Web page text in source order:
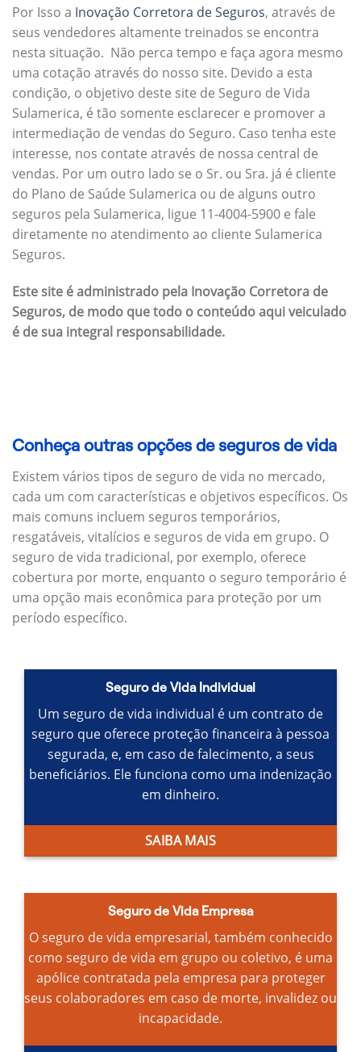
Por Isso a Inovação Corretora de Seguros, através de
seus vendedores altamente treinados se encontra
nesta situação. Não perca tempo e faça agora mesmo
uma cotação através do nosso site. Devido a esta
condição, o objetivo deste site de Seguro de Vida
Sulamerica, é tão somente esclarecer e promover a
intermediação de vendas do Seguro. Caso tenha este
interesse, nos contate através de nossa central de
vendas. Por um outro lado se o Sr. ou Sra. já é cliente
do Plano de Saúde Sulamerica ou de alguns outro
seguros pela Sulamerica, ligue 11-4004-5900 e fale
diretamente no atendimento ao cliente Sulamerica
Seguros.
Este site é administrado pela Inovação Corretora de
Seguros, de modo que todo o conteúdo aqui veiculado
é de sua integral responsabilidade.
Conheça outras opções de seguros de vida
Existem vários tipos de seguro de vida no mercado,
cada um com características e objetivos específicos. Os
mais comuns incluem seguros temporários,
resgatáveis, vitalícios e seguros de vida em grupo. O
seguro de vida tradicional, por exemplo, oferece
cobertura por morte, enquanto o seguro temporário é
uma opção mais econômica para proteção por um
período específico.
Seguro de Vida Individual
Um seguro de vida individual é um contrato de
seguro que oferece proteção financeira à pessoa
segurada, e, em caso de falecimento, a seus
beneficiários. Ele funciona como uma indenização
em dinheiro.
SAIBA MAIS
Seguro de Vida Empresa
O seguro de vida empresarial, também conhecido
como seguro de vida em grupo ou coletivo, é uma
apólice contratada pela empresa para proteger
seus colaboradores em caso de morte, invalidez ou
incapacidade.